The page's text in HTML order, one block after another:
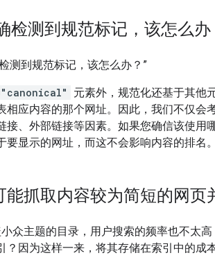
检测到规范标记，该怎么办
测到规范标记，该怎么办？”
元素外，规范化还基于其他
相应内容的那个网址。因此，我们不仅会
接、外部链接等因素。如果您确信该使用
显示的网址，而这不会影响内容的排名。
抓取内容较为简短的网页
小众主题的目录，用户搜索的频率也不太
？因为这样一来，将其存储在索引中的成